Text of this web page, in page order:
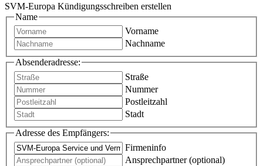
SVM-Europa Kündigungsschreiben erstellen
Name
Vorname
Nachname
Absenderadresse:
Straße
Nummer
Postleitzahl
Stadt
Adresse des Empfängers:
Firmeninfo
Ansprechpartner (optional)